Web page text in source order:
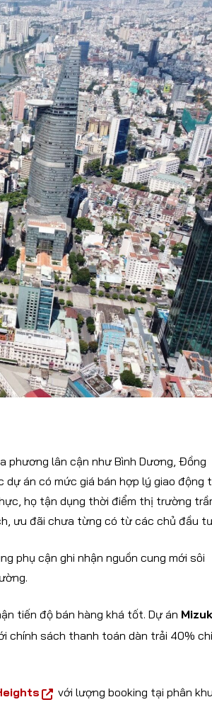
phương lân cận như Bình Dương, Đồng
án có mức giá bán hợp lý giao động
họ tận dụng thời điểm thị trường
ưu đãi chưa từng có từ các chủ đầu
phụ cận ghi nhận nguồn cung mới sôi
tiến độ bán hàng khá tốt. Dự án
chính sách thanh toán dàn trải 40%
với lượng booking tại phân